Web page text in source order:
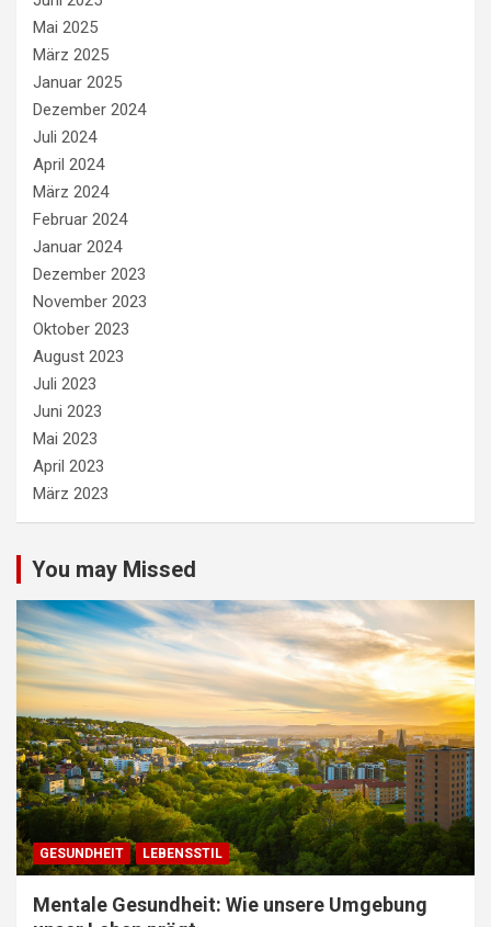
Mai 2025
März 2025
Januar 2025
Dezember 2024
Juli 2024
April 2024
März 2024
Februar 2024
Januar 2024
Dezember 2023
November 2023
Oktober 2023
August 2023
Juli 2023
Juni 2023
Mai 2023
April 2023
März 2023
You may Missed
GESUNDHEIT LEBENSSTIL
Mentale Gesundheit: Wie unsere Umgebung